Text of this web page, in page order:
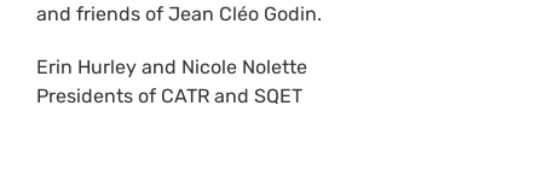
and friends of Jean Cléo Godin.
Erin Hurley and Nicole Nolette
Presidents of CATR and SQET